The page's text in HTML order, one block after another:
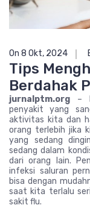
On 8 Okt, 2024
Tips
Berdahak
jurnalptm.org –
penyakit yang
aktivitas kita dan
orang terlebih jika
yang sedang
sedang dalam
dari orang lain.
infeksi saluran
bisa dengan
saat kita terlalu
sakit flu.